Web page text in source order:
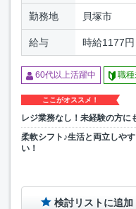
勤務地 貝塚市
給与 時給1177円
60代以上活躍中 職
ここがオススメ！
レジ業務なし！未経験の方
柔軟シフト♪生活と両立しやす
い！
検討リストに追加